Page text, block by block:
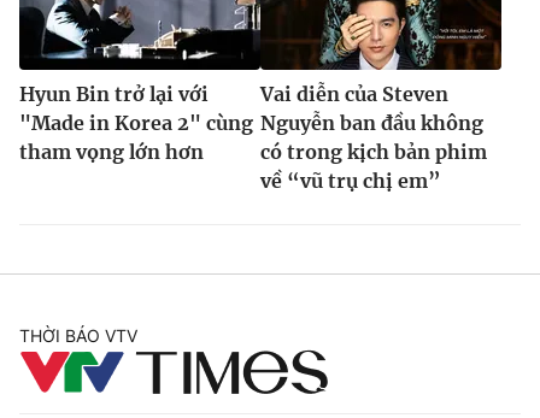
Hyun Bin trở lại với
"Made in Korea 2" cùng
tham vọng lớn hơn
Vai diễn của Steven
Nguyễn ban đầu không
có trong kịch bản phim
về “vũ trụ chị em”
THỜI BÁO VTV